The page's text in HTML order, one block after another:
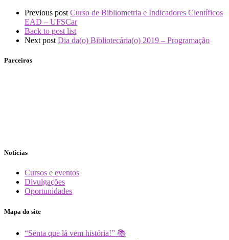
Previous post Curso de Bibliometria e Indicadores Científicos
EAD – UFSCar
Back to post list
Next post Dia da(o) Bibliotecária(o) 2019 – Programação
Parceiros
Notícias
Cursos e eventos
Divulgações
Oportunidades
Mapa do site
“Senta que lá vem história!” 📚